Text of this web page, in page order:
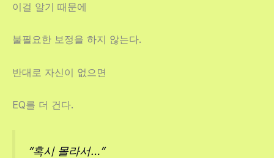
이걸 알기 때문에
불필요한 보정을 하지 않는다.
반대로 자신이 없으면
EQ를 더 건다.
“혹시 몰라서…”